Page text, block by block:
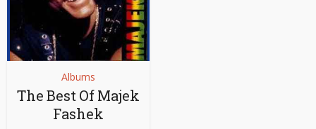
Albums
The Best Of Majek
Fashek